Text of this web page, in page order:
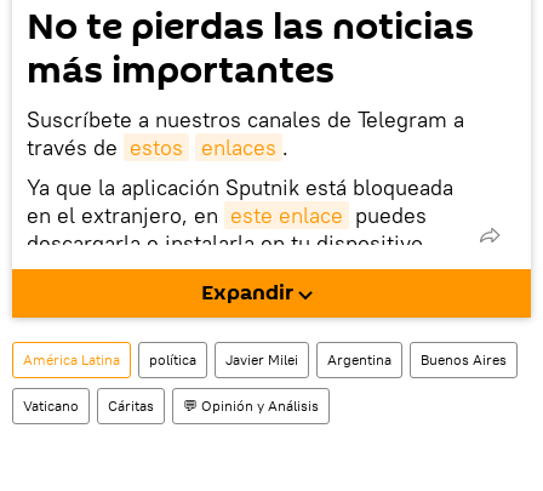
No te pierdas las noticias
más importantes
Suscríbete a nuestros canales de Telegram a
través de estos enlaces .
Ya que la aplicación Sputnik está bloqueada
en el extranjero, en este enlace puedes
descargarla e instalarla en tu dispositivo
móvil (¡solo para Android!).
También tenemos una cuenta en la red
social rusa VK .
Expandir
América Latina política Javier Milei Argentina Buenos Aires
Vaticano Cáritas 💬 Opinión y Análisis